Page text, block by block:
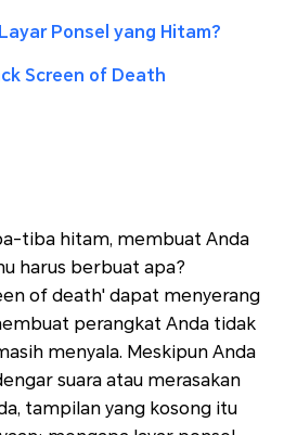
Ponsel yang Hitam?
Screen of Death
tiba hitam, membuat Anda
harus berbuat apa?
of death' dapat menyerang
perangkat Anda tidak
menyala. Meskipun Anda
suara atau merasakan
tampilan yang kosong itu